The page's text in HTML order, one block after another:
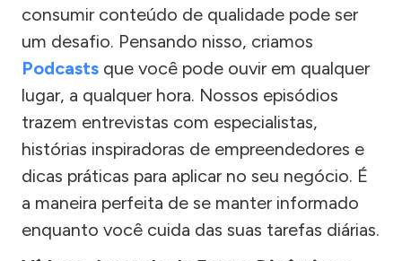
consumir conteúdo de qualidade pode ser
um desafio. Pensando nisso, criamos
Podcasts que você pode ouvir em qualquer
lugar, a qualquer hora. Nossos episódios
trazem entrevistas com especialistas,
histórias inspiradoras de empreendedores e
dicas práticas para aplicar no seu negócio. É
a maneira perfeita de se manter informado
enquanto você cuida das suas tarefas diárias.